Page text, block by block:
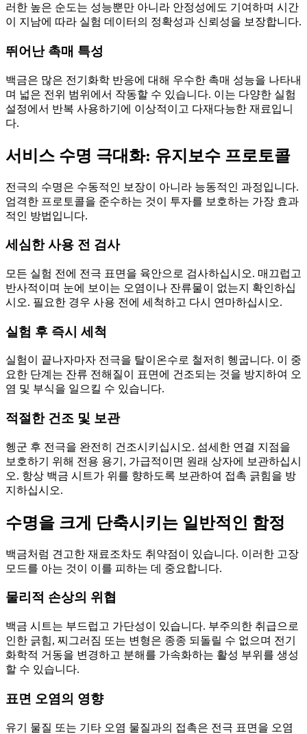
러한 높은 순도는 성능뿐만 아니라 안정성에도 기여하며 시간
이 지남에 따라 실험 데이터의 정확성과 신뢰성을 보장합니다.
뛰어난 촉매 특성
백금은 많은 전기화학 반응에 대해 우수한 촉매 성능을 나타내
며 넓은 전위 범위에서 작동할 수 있습니다. 이는 다양한 실험
설정에서 반복 사용하기에 이상적이고 다재다능한 재료입니
다.
서비스 수명 극대화: 유지보수 프로토콜
전극의 수명은 수동적인 보장이 아니라 능동적인 과정입니다.
엄격한 프로토콜을 준수하는 것이 투자를 보호하는 가장 효과
적인 방법입니다.
세심한 사용 전 검사
모든 실험 전에 전극 표면을 육안으로 검사하십시오. 매끄럽고
반사적이며 눈에 보이는 오염이나 잔류물이 없는지 확인하십
시오. 필요한 경우 사용 전에 세척하고 다시 연마하십시오.
실험 후 즉시 세척
실험이 끝나자마자 전극을 탈이온수로 철저히 헹굽니다. 이 중
요한 단계는 잔류 전해질이 표면에 건조되는 것을 방지하여 오
염 및 부식을 일으킬 수 있습니다.
적절한 건조 및 보관
헹군 후 전극을 완전히 건조시키십시오. 섬세한 연결 지점을
보호하기 위해 전용 용기, 가급적이면 원래 상자에 보관하십시
오. 항상 백금 시트가 위를 향하도록 보관하여 접촉 긁힘을 방
지하십시오.
수명을 크게 단축시키는 일반적인 함정
백금처럼 견고한 재료조차도 취약점이 있습니다. 이러한 고장
모드를 아는 것이 이를 피하는 데 중요합니다.
물리적 손상의 위협
백금 시트는 부드럽고 가단성이 있습니다. 부주의한 취급으로
인한 긁힘, 찌그러짐 또는 변형은 종종 되돌릴 수 없으며 전기
화학적 거동을 변경하고 분해를 가속화하는 활성 부위를 생성
할 수 있습니다.
표면 오염의 영향
유기 물질 또는 기타 오염 물질과의 접촉은 전극 표면을 오염